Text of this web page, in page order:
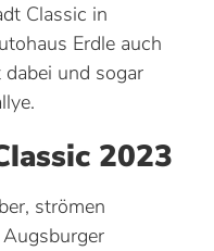
Classic in
Erdle auch
und sogar
2023
strömen